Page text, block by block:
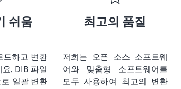
쉬움
드하고 변환
요. DIB 파일
일괄 변환
최고의 품질
저희는 오픈 소스 소프트웨
어와 맞춤형 소프트웨어를
모두 사용하여 최고의 변환